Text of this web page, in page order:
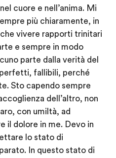
cuore e nell’anima. Mi
più chiaramente, in
vivere rapporti trinitari
e sempre in modo
parte dalla verità del
fallibili, perché
Sto capendo sempre
dell’altro, non
con umiltà, ad
il dolore in me. Devo in
lo stato di
In questo stato di